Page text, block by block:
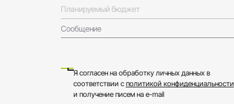
Планируемый бюджет
Сообщение
Я согласен на обработку личных данных в
соответствии с политикой конфиденциальности
и получение писем на e-mail